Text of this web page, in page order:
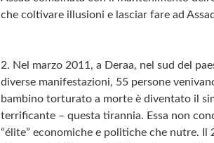
che coltivare illusioni e lasciar fare ad
2. Nel marzo 2011, a Deraa, nel sud del
diverse manifestazioni, 55 persone
bambino torturato a morte è diventato il
terrificante – questa tirannia. Essa non
“élite” economiche e politiche che nutre.